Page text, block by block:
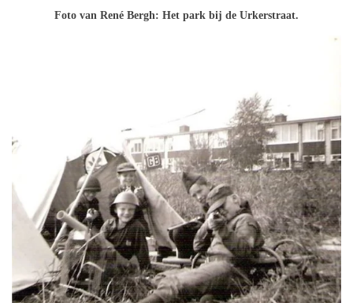
Foto van René Bergh: Het park bij de Urkerstraat.